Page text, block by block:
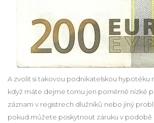
A zvolit si takovou podnikatelskou hypotéku
když máte dejme tomu jen poměrně nízké
záznam v registrech dlužníků nebo jiný
pokud můžete poskytnout záruku v podobě